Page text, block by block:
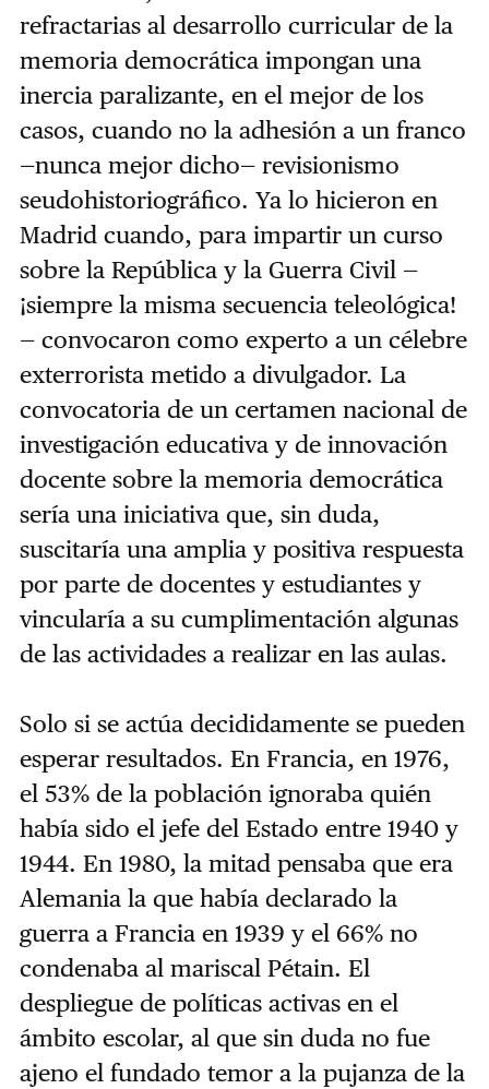
refractarias al desarrollo curricular de la
memoria democrática impongan una
inercia paralizante, en el mejor de los
casos, cuando no la adhesión a un franco
—nunca mejor dicho— revisionismo
seudohistoriográfico. Ya lo hicieron en
Madrid cuando, para impartir un curso
sobre la República y la Guerra Civil —
¡siempre la misma secuencia teleológica!
— convocaron como experto a un célebre
exterrorista metido a divulgador. La
convocatoria de un certamen nacional de
investigación educativa y de innovación
docente sobre la memoria democrática
sería una iniciativa que, sin duda,
suscitaría una amplia y positiva respuesta
por parte de docentes y estudiantes y
vincularía a su cumplimentación algunas
de las actividades a realizar en las aulas.
Solo si se actúa decididamente se pueden
esperar resultados. En Francia, en 1976,
el 53% de la población ignoraba quién
había sido el jefe del Estado entre 1940 y
1944. En 1980, la mitad pensaba que era
Alemania la que había declarado la
guerra a Francia en 1939 y el 66% no
condenaba al mariscal Pétain. El
despliegue de políticas activas en el
ámbito escolar, al que sin duda no fue
ajeno el fundado temor a la pujanza de la